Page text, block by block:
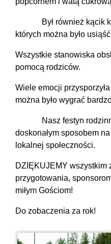
Był również kącik
których można było
Wszystkie stanowiska
pomocą rodziców.
Wiele emocji
można było wygrać
Nasz festyn rodzinny
doskonałym sposobem
lokalnej społeczności.
DZIĘKUJEMY wszystkim
przygotowania,
miłym Gościom!
Do zobaczenia za rok!